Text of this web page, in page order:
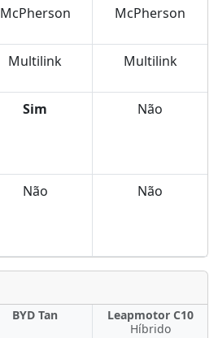
McPherson McPherson
Multilink Multilink
Sim Não
Não Não
BYD Tan
Leapmotor C10
Híbrido